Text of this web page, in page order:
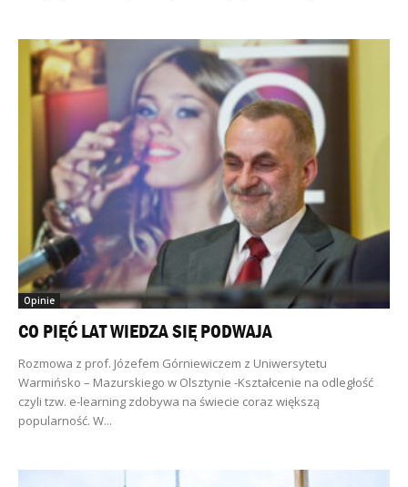
Opinie
CO PIĘĆ LAT WIEDZA SIĘ PODWAJA
Rozmowa z prof. Józefem Górniewiczem z Uniwersytetu
Warmińsko – Mazurskiego w Olsztynie -Kształcenie na odległość
czyli tzw. e-learning zdobywa na świecie coraz większą
popularność. W...